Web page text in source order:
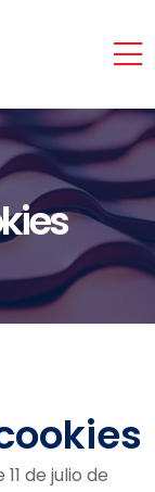
de julio de